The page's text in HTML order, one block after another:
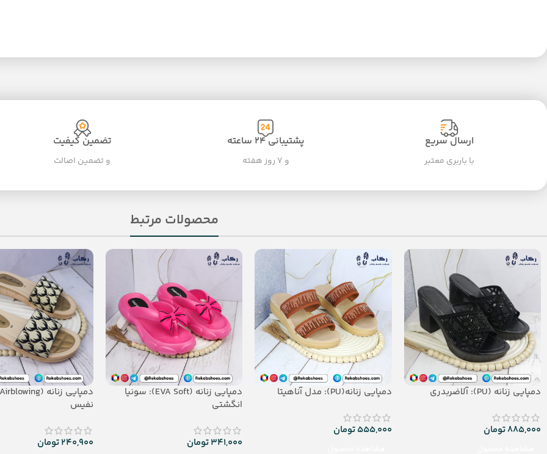
ارسال سریع
با باربری معتبر
پشتیبانی ۲۴ ساعته
و ۷ روز هفته
تضمین کیفیت
و تضمین اصالت
محصولات مرتبط
دمپایی زنانه (PU): آلاضربدری
885,000تومان
دمپایی زنانه(PU): مدل آناهیتا
555,000تومان
دمپایی زنانه (EVA Soft): سونیا
انگشتی
341,000تومان
نفیس
240,900تومان